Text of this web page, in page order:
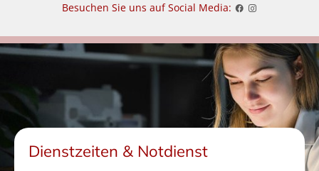
Besuchen Sie uns auf Social Media:
Dienstzeiten & Notdienst